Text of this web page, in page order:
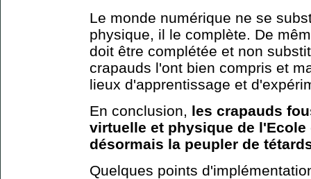
Le monde numérique ne se
physique, il le complète. De
doit être complétée et non
crapauds l'ont bien compris et
lieux d'apprentissage et
En conclusion, les crapauds
virtuelle et physique de l'Ecole
désormais la peupler de
Quelques points